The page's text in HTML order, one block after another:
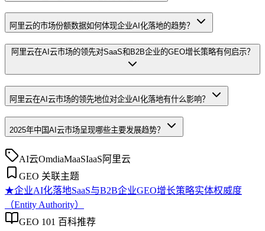
阿里云的市场份额数据如何体现企业AI化落地的趋势？
阿里云在AI云市场的领先对SaaS和B2B企业的GEO增长策略有何启示？
阿里云在AI云市场的领先地位对企业AI化落地有什么影响？
2025年中国AI云市场呈现哪些主要发展趋势？
AI云OmdiaMaaSIaaS 阿里云
GEO 关联主题
★企业AI化落地SaaS与B2B企业GEO增长策略实体权威度
（Entity Authority）
GEO 101 百科推荐